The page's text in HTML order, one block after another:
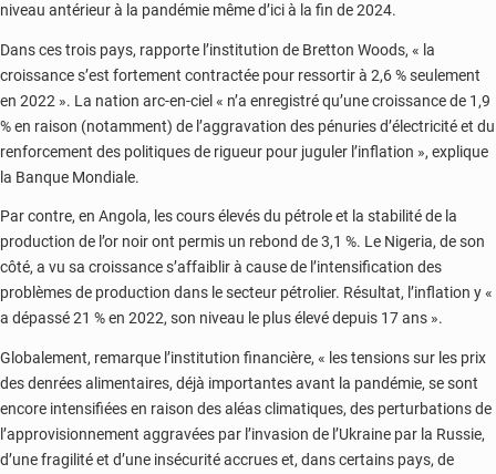
niveau antérieur à la pandémie même d’ici à la fin de 2024.
Dans ces trois pays, rapporte l’institution de Bretton Woods, « la
croissance s’est fortement contractée pour ressortir à 2,6 % seulement
en 2022 ». La nation arc-en-ciel « n’a enregistré qu’une croissance de 1,9
% en raison (notamment) de l’aggravation des pénuries d’électricité et du
renforcement des politiques de rigueur pour juguler l’inflation », explique
la Banque Mondiale.
Par contre, en Angola, les cours élevés du pétrole et la stabilité de la
production de l’or noir ont permis un rebond de 3,1 %. Le Nigeria, de son
côté, a vu sa croissance s’affaiblir à cause de l’intensification des
problèmes de production dans le secteur pétrolier. Résultat, l’inflation y «
a dépassé 21 % en 2022, son niveau le plus élevé depuis 17 ans ».
Globalement, remarque l’institution financière, « les tensions sur les prix
des denrées alimentaires, déjà importantes avant la pandémie, se sont
encore intensifiées en raison des aléas climatiques, des perturbations de
l’approvisionnement aggravées par l’invasion de l’Ukraine par la Russie,
d’une fragilité et d’une insécurité accrues et, dans certains pays, de